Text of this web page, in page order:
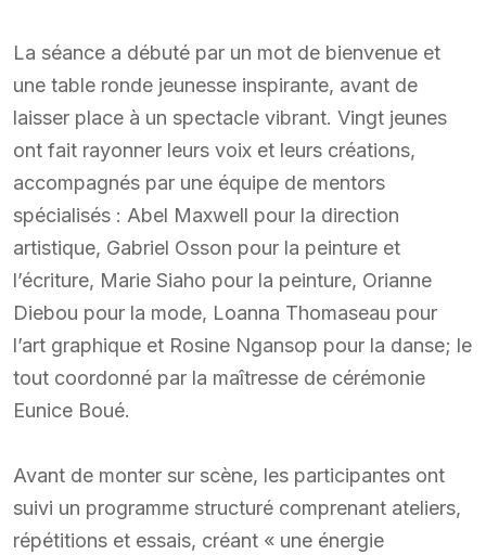
La séance a débuté par un mot de bienvenue et
une table ronde jeunesse inspirante, avant de
laisser place à un spectacle vibrant. Vingt jeunes
ont fait rayonner leurs voix et leurs créations,
accompagnés par une équipe de mentors
spécialisés : Abel Maxwell pour la direction
artistique, Gabriel Osson pour la peinture et
l’écriture, Marie Siaho pour la peinture, Orianne
Diebou pour la mode, Loanna Thomaseau pour
l’art graphique et Rosine Ngansop pour la danse; le
tout coordonné par la maîtresse de cérémonie
Eunice Boué.
Avant de monter sur scène, les participantes ont
suivi un programme structuré comprenant ateliers,
répétitions et essais, créant « une énergie